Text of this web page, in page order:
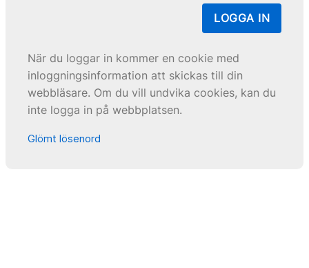
LOGGA IN
När du loggar in kommer en cookie med
inloggningsinformation att skickas till din
webbläsare. Om du vill undvika cookies, kan du
inte logga in på webbplatsen.
Glömt lösenord